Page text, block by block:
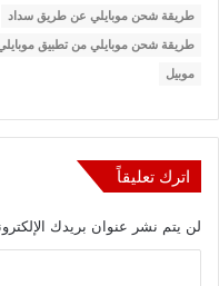
طريقة شحن موبايلي عن طريق سداد
طريقة شحن موبايلي من تطبيق
موبيل
اترك تعليقاً
لن يتم نشر عنوان بريدك